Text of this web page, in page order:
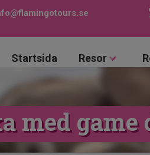
Startsida Resor
med game